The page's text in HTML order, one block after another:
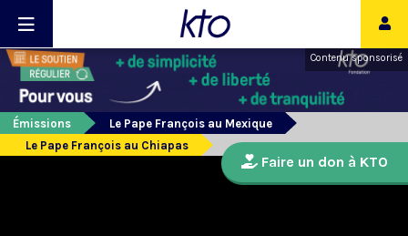
Contenu sponsorisé
Émissions
Le Pape François au Mexique
Le Pape François au Chiapas
Faire un don à KTO